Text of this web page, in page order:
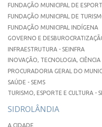
FUNDAÇÃO MUNICIPAL DE
FUNDAÇÃO MUNICIPAL DE
FUNDAÇÃO MUNICIPAL INDÍGENA
GOVERNO E
INFRAESTRUTURA - SEINFRA
INOVAÇÃO, TECNOLOGIA,
PROCURADORIA GERAL DO
SAÚDE - SEMS
TURISMO, ESPORTE E CULTURA -
SIDROLÂNDIA
A CIDADE